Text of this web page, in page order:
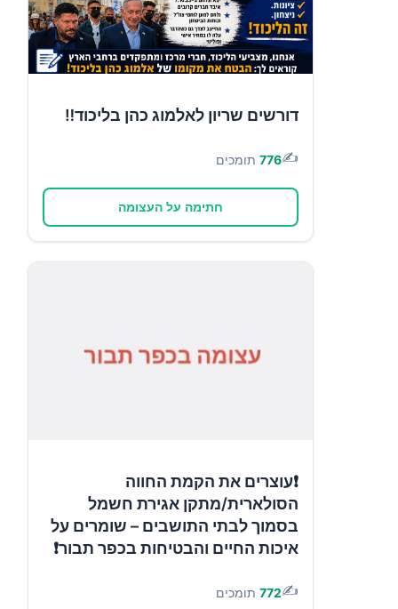
דורשים שריון לאלמוג כהן בליכוד‼️
✍️
776 תומכים
חתימה על העצומה
❗עוצרים את הקמת החווה
הסולארית/מתקן אגירת חשמל
בסמוך לבתי התושבים – שומרים על
איכות החיים והבטיחות בכפר תבור❗
✍️
772 תומכים